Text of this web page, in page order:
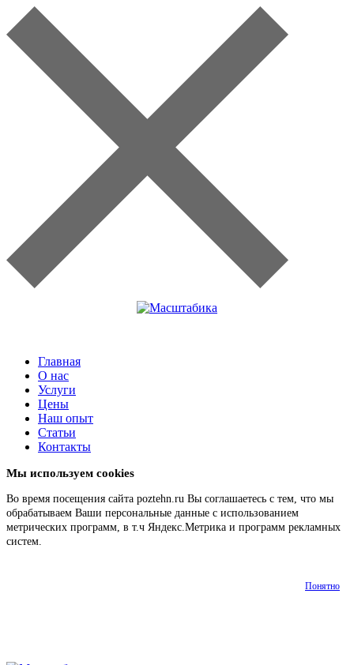
Главная
О нас
Услуги
Цены
Наш опыт
Статьи
Контакты
Мы используем cookies
Во время посещения сайта poztehn.ru Вы соглашаетесь с тем, что мы
обрабатываем Ваши персональные данные с использованием
метрических программ, в т.ч Яндекс.Метрика и программ рекламных
систем.
Понятно